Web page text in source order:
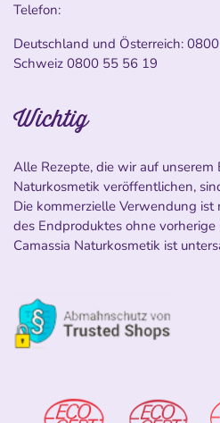
Telefon:
Deutschland und Österreich:
Schweiz 0800 55 56 19
Wichtig
Alle Rezepte, die wir auf unserem
Naturkosmetik veröffentlichen,
Die kommerzielle Verwendung
des Endproduktes ohne
Camassia Naturkosmetik ist